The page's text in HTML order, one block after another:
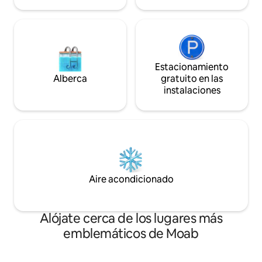
Alberca
Estacionamiento
gratuito en las
instalaciones
Aire acondicionado
Alójate cerca de los lugares más
emblemáticos de Moab